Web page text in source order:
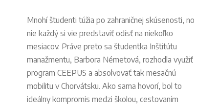
Mnohí študenti túžia po zahraničnej skúsenosti, no
nie každý si vie predstaviť odísť na niekoľko
mesiacov. Práve preto sa študentka Inštitútu
manažmentu, Barbora Németová, rozhodla využiť
program CEEPUS a absolvovať tak mesačnú
mobilitu v Chorvátsku. Ako sama hovorí, bol to
ideálny kompromis medzi školou, cestovaním